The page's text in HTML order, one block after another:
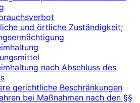
und örtliche Zuständigkeit;
nach Abschluss des
gerichtliche Beschränkungen
bei Maßnahmen nach den §§